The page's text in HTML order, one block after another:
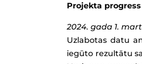
Projekta progress
2024. gada 1.
Uzlabotas datu
iegūto rezultātu